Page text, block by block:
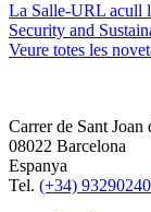
La Salle-URL acull
Security and
Veure totes les
Carrer de Sant Joan
08022 Barcelona
Espanya
Tel. (+34)